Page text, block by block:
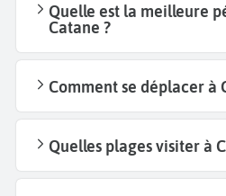
Quelle est la meilleure
Catane ?
Comment se déplacer à
Quelles plages visiter à